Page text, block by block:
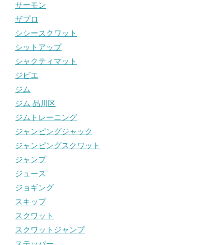
サーモン
ザプロ
シシースクワット
シットアップ
シャクティマット
ジビエ
ジム
ジム 品川区
ジムトレーニング
ジャンピングジャック
ジャンピングスクワット
ジャンプ
ジュース
ジョギング
スキップ
スクワット
スクワットジャンプ